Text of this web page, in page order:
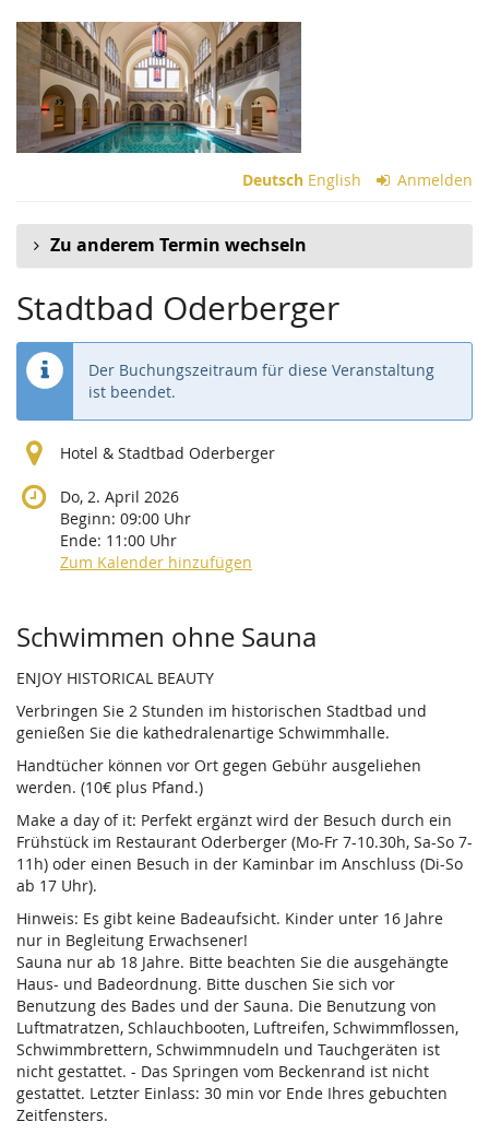
Zum
Haupt-
Inhalt
springen
Deutsch English Anmelden
Zu anderem Termin wechseln
Stadtbad Oderberger
Der Buchungszeitraum für diese Veranstaltung
ist beendet.
Hotel & Stadtbad Oderberger
Do, 2. April 2026
Beginn: 09:00 Uhr
Ende: 11:00 Uhr
Zum Kalender hinzufügen
Produkte
Schwimmen ohne Sauna
ENJOY HISTORICAL BEAUTY
Verbringen Sie 2 Stunden im historischen Stadtbad und
genießen Sie die kathedralenartige Schwimmhalle.
Handtücher können vor Ort gegen Gebühr ausgeliehen
werden. (10€ plus Pfand.)
Make a day of it: Perfekt ergänzt wird der Besuch durch ein
Frühstück im Restaurant Oderberger (Mo-Fr 7-10.30h, Sa-So 7-
11h) oder einen Besuch in der Kaminbar im Anschluss (Di-So
ab 17 Uhr).
Hinweis: Es gibt keine Badeaufsicht. Kinder unter 16 Jahre
nur in Begleitung Erwachsener!
Sauna nur ab 18 Jahre. Bitte beachten Sie die ausgehängte
Haus- und Badeordnung. Bitte duschen Sie sich vor
Benutzung des Bades und der Sauna. Die Benutzung von
Luftmatratzen, Schlauchbooten, Luftreifen, Schwimmflossen,
Schwimmbrettern, Schwimmnudeln und Tauchgeräten ist
nicht gestattet. - Das Springen vom Beckenrand ist nicht
gestattet. Letzter Einlass: 30 min vor Ende Ihres gebuchten
Zeitfensters.